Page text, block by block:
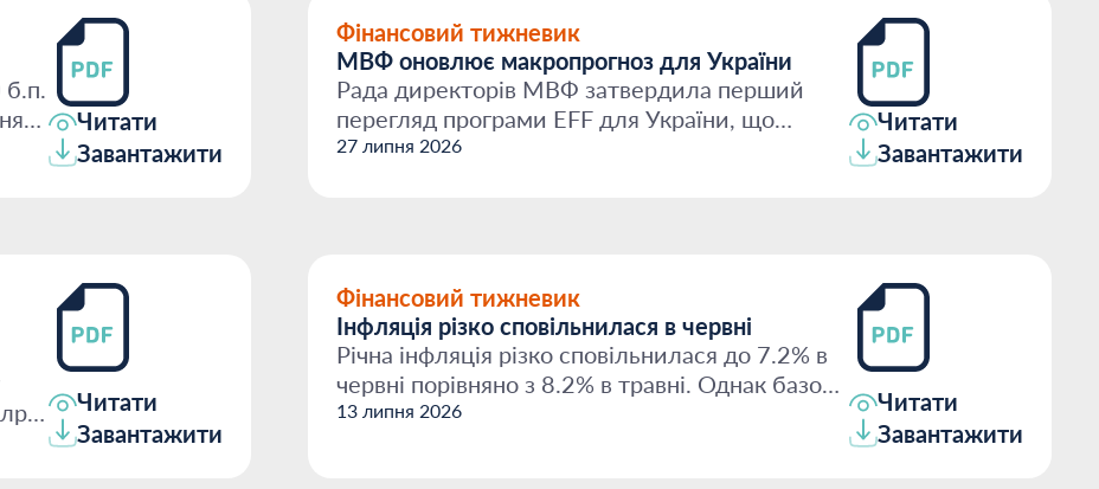
б.п.
Читати
Завантажити
Фінансовий тижневик
МВФ оновлює макропрогноз для України
Рада директорів МВФ затвердила перший
перегляд програми EFF для України, що
розрахована на 48 місяці...
27 липня 2026
Читати
Завантажити
Читати
Завантажити
Фінансовий тижневик
Інфляція різко сповільнилася в червні
Річна інфляція різко сповільнилася до 7.2% в
червні порівняно з 8.2% в травні. Однак базова
інфляція...
13 липня 2026
Читати
Завантажити